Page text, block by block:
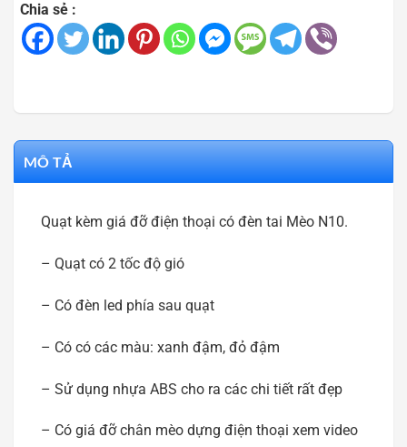
Chia sẻ :
MÔ TẢ
Quạt kèm giá đỡ điện thoại có đèn tai Mèo N10.
– Quạt có 2 tốc độ gió
– Có đèn led phía sau quạt
– Có có các màu: xanh đậm, đỏ đậm
– Sử dụng nhựa ABS cho ra các chi tiết rất đẹp
– Có giá đỡ chân mèo dựng điện thoại xem video